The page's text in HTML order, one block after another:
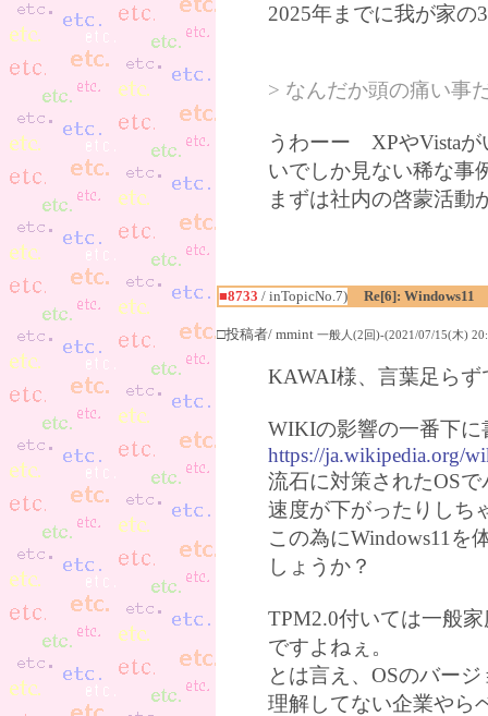
2025年までに我が家
> なんだか頭の痛い事
うわーー XPやVistaが
いでしか見ない稀な事
まずは社内の啓蒙活動
■8733 / inTopicNo.7) Re[6]: Windows11
□投稿者/ mmint 一般人(2回)-(2021/07/15(木)
KAWAI様、言葉足ら
WIKIの影響の一番下
https://ja.wikipedia.org/
流石に対策されたOS
速度が下がったりしち
この為にWindows11を
しょうか？
TPM2.0付いては一般
ですよねぇ。
とは言え、OSのバー
理解してない企業やら